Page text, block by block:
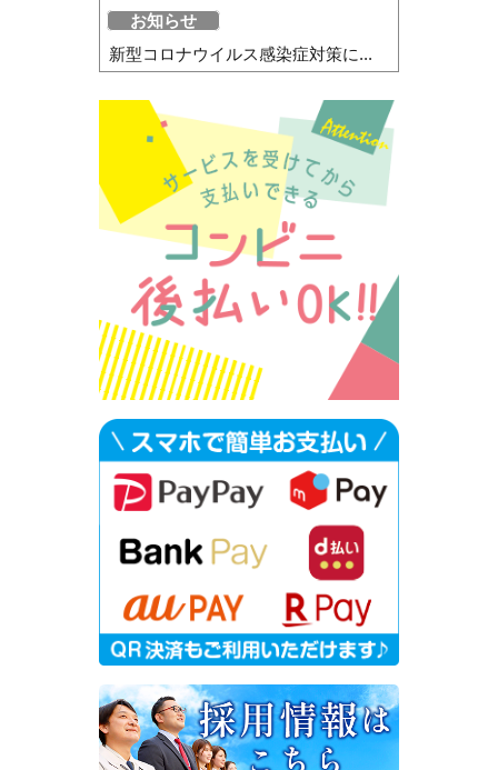
お知らせ
新型コロナウイルス感染症対策に...